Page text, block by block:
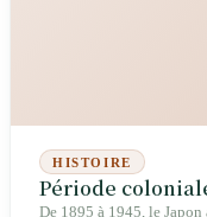
HISTOIRE
Période
De 1895 à 1945, le